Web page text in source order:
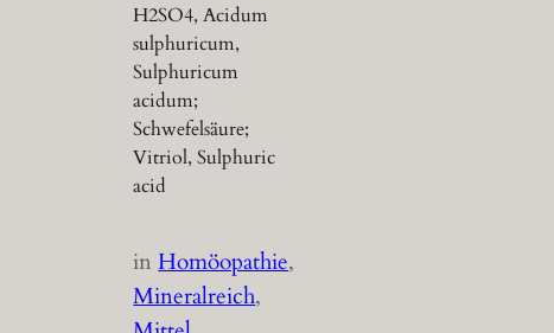
H2SO4, Acidum
sulphuricum,
Sulphuricum
acidum;
Schwefelsäure;
Vitriol, Sulphuric
acid
inHomöopathie
Mineralreich